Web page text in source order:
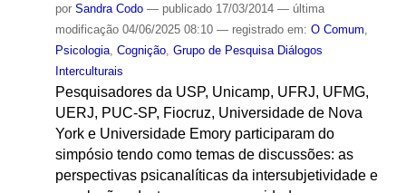
por Sandra Codo — publicado17/03/2014 — última
modificação04/06/2025 08:10 — registrado em: O Comum
Psicologia, Cognição, Grupo de Pesquisa Diálogos
Interculturais
Pesquisadores da USP, Unicamp, UFRJ, UFMG,
UERJ, PUC-SP, Fiocruz, Universidade de Nova
York e Universidade Emory participaram do
simpósio tendo como temas de discussões: as
perspectivas psicanalíticas da intersubjetividade e